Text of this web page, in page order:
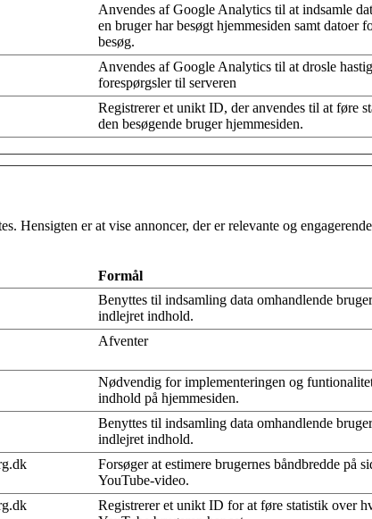
Anvendes af Google Analytics til at indsamle
en bruger har besøgt hjemmesiden samt datoer
besøg.
Anvendes af Google Analytics til at drosle
forespørgsler til serveren
Registrerer et unikt ID, der anvendes til at føre
den besøgende bruger hjemmesiden.
Hensigten er at vise annoncer, der er relevante og
Formål
Benyttes til indsamling data omhandlende
indlejret indhold.
Afventer
Nødvendig for implementeringen og
indhold på hjemmesiden.
Benyttes til indsamling data omhandlende
indlejret indhold.
Forsøger at estimere brugernes båndbredde på
YouTube-video.
Registrerer et unikt ID for at føre statistik over